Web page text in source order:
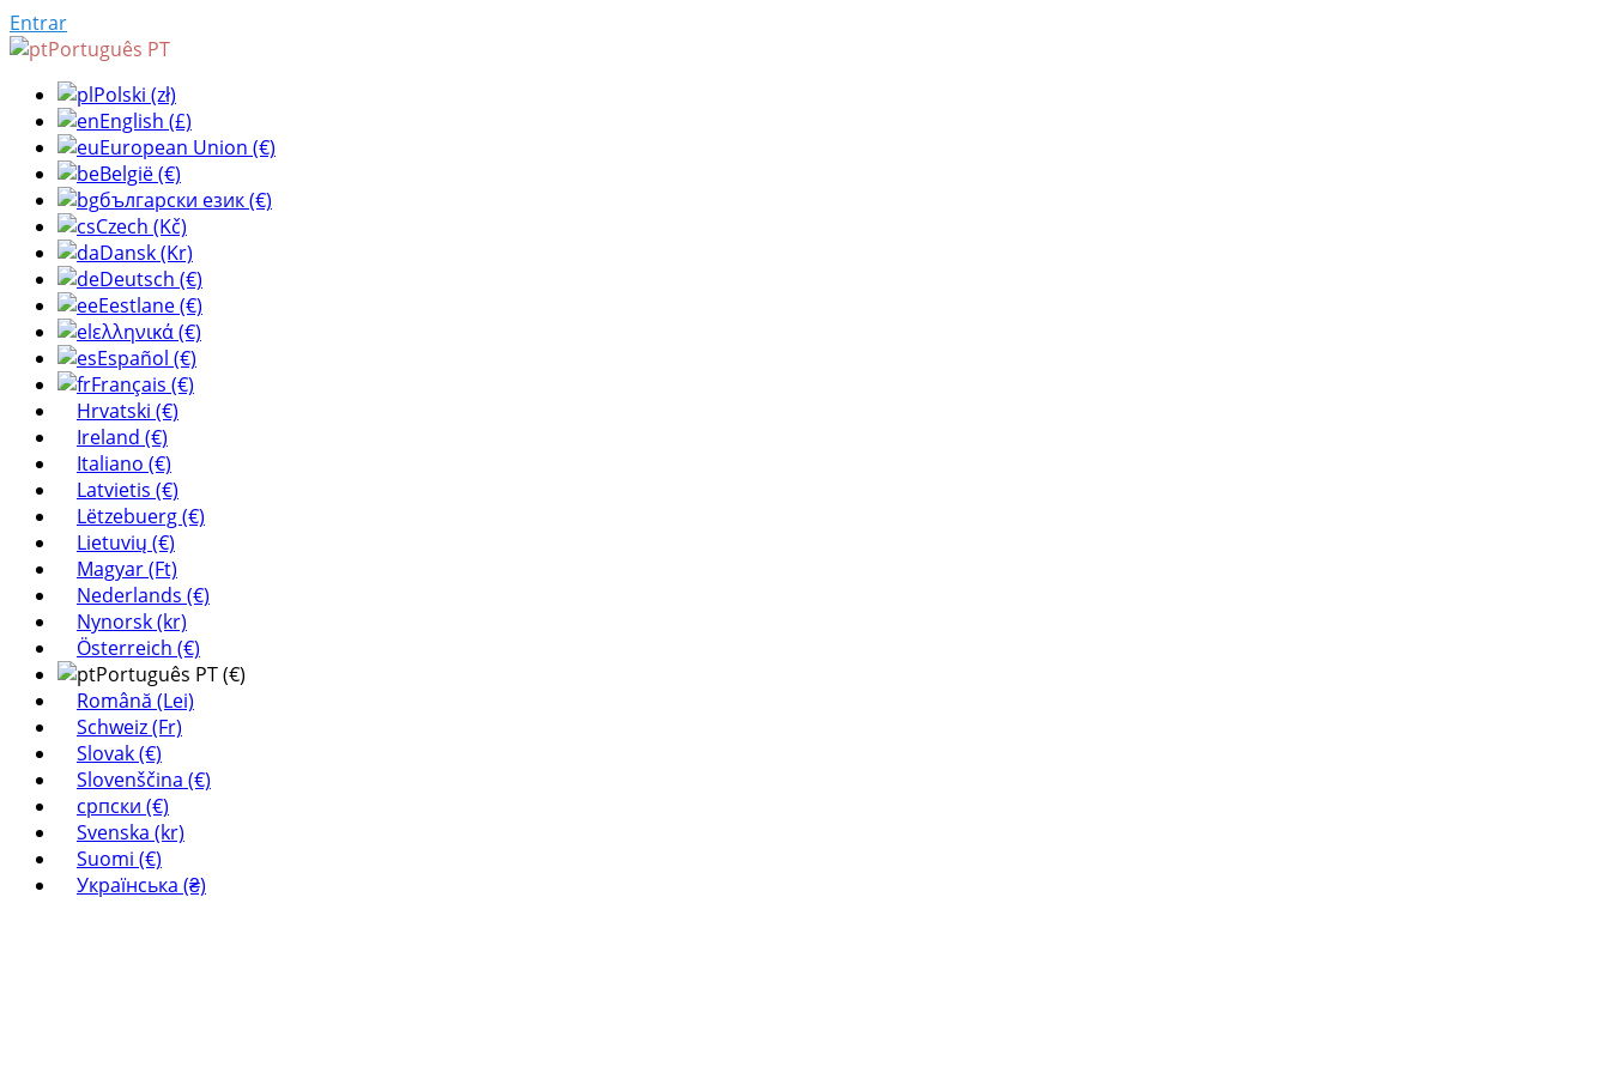
Entrar
Português PT
Polski (zł)
English (£)
European Union (€)
België (€)
български език (€)
Czech (Kč)
Dansk (Kr)
Deutsch (€)
Eestlane (€)
ελληνικά (€)
Español (€)
Français (€)
Hrvatski (€)
Ireland (€)
Italiano (€)
Latvietis (€)
Lëtzebuerg (€)
Lietuvių (€)
Magyar (Ft)
Nederlands (€)
Nynorsk (kr)
Österreich (€)
Português PT (€)
Română (Lei)
Schweiz (Fr)
Slovak (€)
Slovenščina (€)
српски (€)
Svenska (kr)
Suomi (€)
Українська (₴)